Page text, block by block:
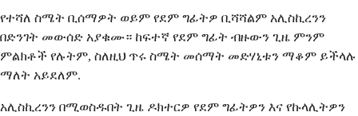
የተሻለ ስሜት ቢሰማዎት ወይም የደም ግፊትዎ ቢሻሻልም አሊስኪረንን
በድንገት መውሰድ አያቁሙ። ከፍተኛ የደም ግፊት ብዙውን ጊዜ ምንም
ምልክቶች የሉትም, ስለዚህ ጥሩ ስሜት መሰማት መድሃኒቱን ማቆም ይችላሉ
ማለት አይደለም.
አሊስኪረንን በሚወስዱበት ጊዜ ዶክተርዎ የደም ግፊትዎን እና የኩላሊትዎን